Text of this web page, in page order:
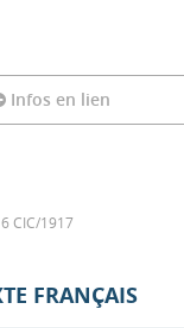
Infos en lien
CIC/1917
FRANÇAIS